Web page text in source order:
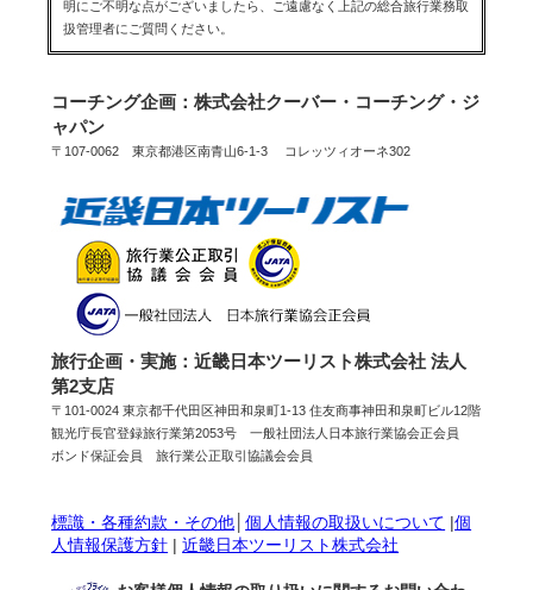
明にご不明な点がございましたら、ご遠慮なく上記の総合旅行業務取
扱管理者にご質問ください。
コーチング企画：株式会社クーバー・コーチング・ジ
ャパン
〒107-0062 東京都港区南青山6-1-3 コレッツィオーネ302
旅行企画・実施：近畿日本ツーリスト株式会社 法人
第2支店
〒101-0024 東京都千代田区神田和泉町1-13 住友商事神田和泉町ビル12階
観光庁長官登録旅行業第2053号 一般社団法人日本旅行業協会正会員
ボンド保証会員 旅行業公正取引協議会会員
標識・各種約款・その他 │個人情報の取扱いについて |個
人情報保護方針 |近畿日本ツーリスト株式会社